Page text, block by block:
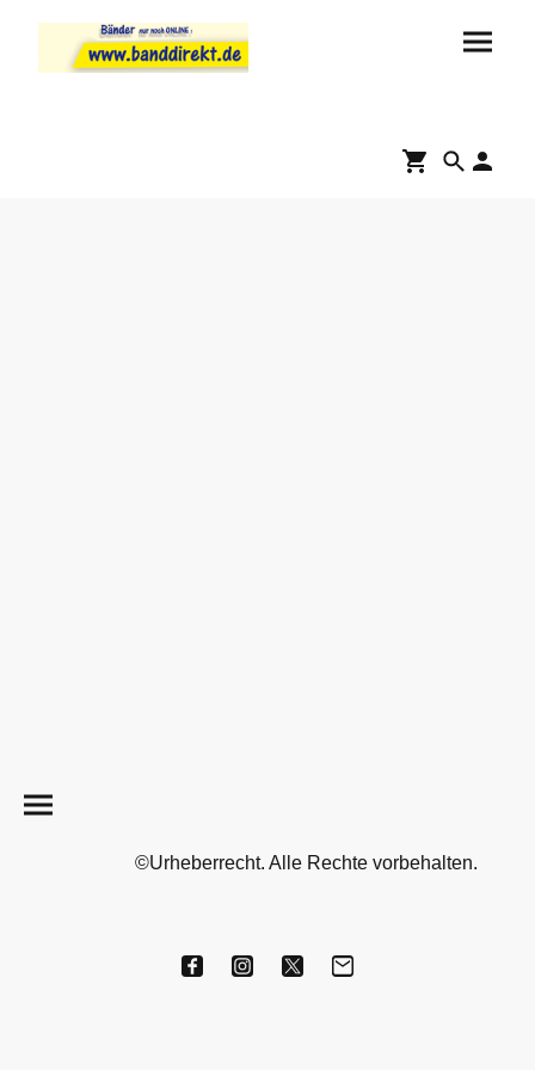
©Urheberrecht. Alle Rechte vorbehalten.